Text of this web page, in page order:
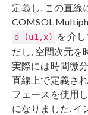
定義し, この直線
COMSOL
d (u1,x) を介
だし, 空間次元を
実際には時間微
直線上で定義さ
フェースを使用
になりました. イ